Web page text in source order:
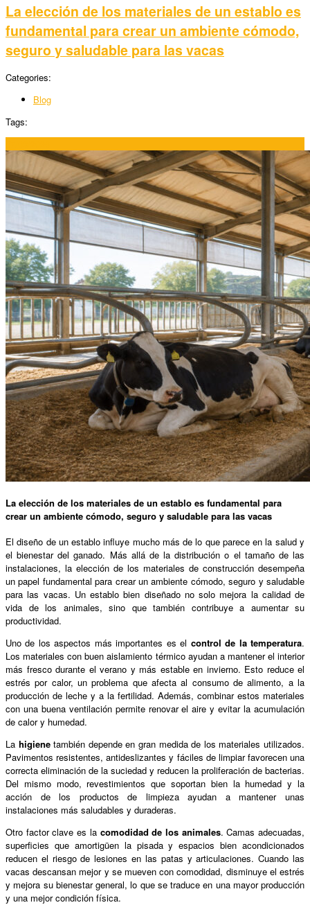
La elección de los materiales de un establo es
fundamental para crear un ambiente cómodo,
seguro y saludable para las vacas
Categories:
Blog
Tags:
La elección de los materiales de un establo es fundamental para
crear un ambiente cómodo, seguro y saludable para las vacas
El diseño de un establo influye mucho más de lo que parece en la salud y
el bienestar del ganado. Más allá de la distribución o el tamaño de las
instalaciones, la elección de los materiales de construcción desempeña
un papel fundamental para crear un ambiente cómodo, seguro y saludable
para las vacas. Un establo bien diseñado no solo mejora la calidad de
vida de los animales, sino que también contribuye a aumentar su
productividad.
Uno de los aspectos más importantes es el control de la temperatura.
Los materiales con buen aislamiento térmico ayudan a mantener el interior
más fresco durante el verano y más estable en invierno. Esto reduce el
estrés por calor, un problema que afecta al consumo de alimento, a la
producción de leche y a la fertilidad. Además, combinar estos materiales
con una buena ventilación permite renovar el aire y evitar la acumulación
de calor y humedad.
La higienetambién depende en gran medida de los materiales utilizados.
Pavimentos resistentes, antideslizantes y fáciles de limpiar favorecen una
correcta eliminación de la suciedad y reducen la proliferación de bacterias.
Del mismo modo, revestimientos que soportan bien la humedad y la
acción de los productos de limpieza ayudan a mantener unas
instalaciones más saludables y duraderas.
Otro factor clave es la comodidad de los animales. Camas adecuadas,
superficies que amortigüen la pisada y espacios bien acondicionados
reducen el riesgo de lesiones en las patas y articulaciones. Cuando las
vacas descansan mejor y se mueven con comodidad, disminuye el estrés
y mejora su bienestar general, lo que se traduce en una mayor producción
y una mejor condición física.